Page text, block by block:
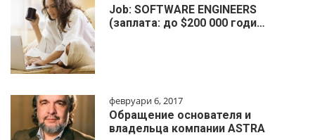
Job: SOFTWARE ENGINEERS
(заплата: до $200 000 годи…
февруари 6, 2017
Обращение основателя и
владельца компании ASTRA